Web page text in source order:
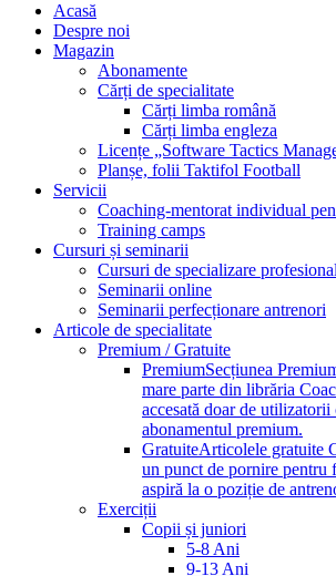
Acasă
Despre noi
Magazin
Abonamente
Cărți de specialitate
Cărți limba română
Cărți limba engleza
Licențe „Software Tactics
Planșe, folii Taktifol Football
Servicii
Coaching-mentorat individual
Training camps
Cursuri și seminarii
Cursuri de specializare
Seminarii online
Seminarii perfecționare antrenori
Articole de specialitate
Premium / Gratuite
PremiumSecțiunea
mare parte din librăria
accesată doar de
abonamentul premium.
GratuiteArticolele gratuite
un punct de pornire pentru
aspiră la o poziție de
Exerciții
Copii și juniori
5-8 Ani
9-13 Ani